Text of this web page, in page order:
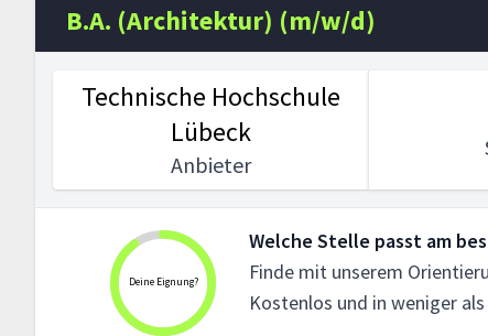
B.A. (Architektur) (m/w/d)
Technische Hochschule
Lübeck
Anbieter
Deine Eignung?
Welche Stelle passt am
Finde mit unserem
Kostenlos und in weniger